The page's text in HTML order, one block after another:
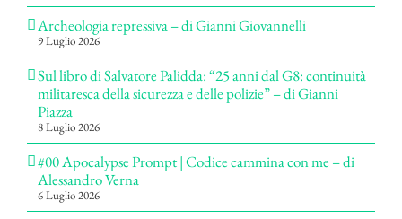
Archeologia repressiva – di Gianni Giovannelli
9 Luglio 2026
Sul libro di Salvatore Palidda: “25 anni dal G8: continuità
militaresca della sicurezza e delle polizie” – di Gianni
Piazza
8 Luglio 2026
#00 Apocalypse Prompt | Codice cammina con me – di
Alessandro Verna
6 Luglio 2026